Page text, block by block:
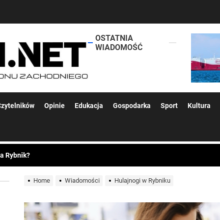
lokalsi.net
OSTATNIA
WIADOMOŚĆ
Opinie Edukacja Gospodarka Sport Kultura
kolejnych afer w ochronie zdrowia — czas zacząć mówić o
woda nieprzydatna do spożycia!!!
kolejnych afer w ochronie zdrowia — czas zacząć mówić o
Home Wiadomości Hulajnogi w Rybniku